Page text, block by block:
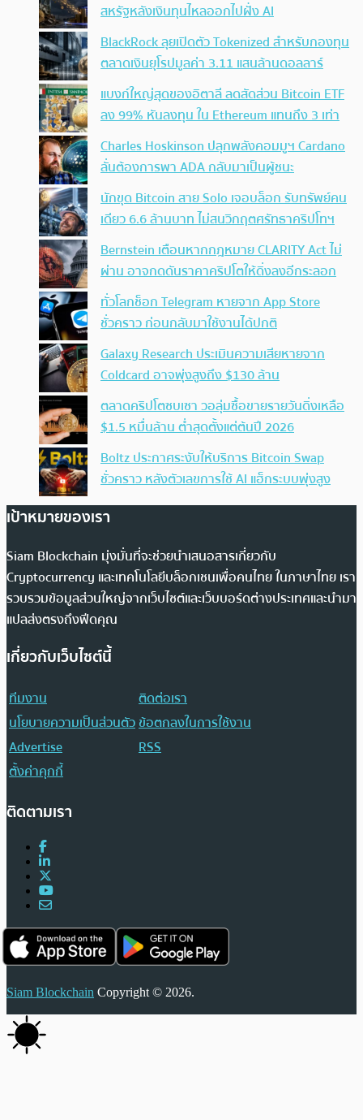
สหรัฐหลังเงินทุนไหลออกไปฝั่ง AI
BlackRock ลุยเปิดตัว Tokenized สำหรับกองทุน
ตลาดเงินยุโรปมูลค่า 3.11 แสนล้านดอลลาร์
แบงก์ใหญ่สุดของอิตาลี ลดสัดส่วน Bitcoin ETF
ลง 99% หันลงทุน ใน Ethereum แทนถึง 3 เท่า
Charles Hoskinson ปลุกพลังคอมมูฯ Cardano
ลั่นต้องการพา ADA กลับมาเป็นผู้ชนะ
นักขุด Bitcoin สาย Solo เจอบล็อก รับทรัพย์คน
เดียว 6.6 ล้านบาท ไม่สนวิกฤตศรัทธาคริปโทฯ
Bernstein เตือนหากกฎหมาย CLARITY Act ไม่
ผ่าน อาจกดดันราคาคริปโตให้ดิ่งลงอีกระลอก
ทั่วโลกช็อก Telegram หายจาก App Store
ชั่วคราว ก่อนกลับมาใช้งานได้ปกติ
Galaxy Research ประเมินความเสียหายจาก
Coldcard อาจพุ่งสูงถึง $130 ล้าน
ตลาดคริปโตซบเซา วอลุ่มซื้อขายรายวันดิ่งเหลือ
$1.5 หมื่นล้าน ต่ำสุดตั้งแต่ต้นปี 2026
Boltz ประกาศระงับให้บริการ Bitcoin Swap
ชั่วคราว หลังตัวเลขการใช้ AI แฮ็กระบบพุ่งสูง
เป้าหมายของเรา
Siam Blockchain มุ่งมั่นที่จะช่วยนำเสนอสารเกี่ยวกับ
Cryptocurrency และเทคโนโลยีบล็อกเชนเพื่อคนไทย ในภาษาไทย เรา
รวบรวมข้อมูลส่วนใหญ่จากเว็บไซต์และเว็บบอร์ดต่างประเทศและนำมา
แปลส่งตรงถึงฟีดคุณ
เกี่ยวกับเว็บไซต์นี้
ทีมงาน
ติดต่อเรา
นโยบายความเป็นส่วนตัวข้อตกลงในการใช้งาน
Advertise
RSS
ตั้งค่าคุกกี้
ติดตามเรา
Siam Blockchain Copyright © 2026.